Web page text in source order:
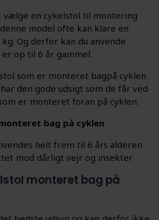
vælge en cykelstol til montering
model ofte kan klare en
Og derfor kan du anvende
op til 6 år gammel.
som er monteret bagpå cyklen
den gode udsigt som de får ved
er monteret foran på cyklen.
bag på cyklen
helt frem til 6 års alderen
mod dårligt vejr og insekter
monteret bag på